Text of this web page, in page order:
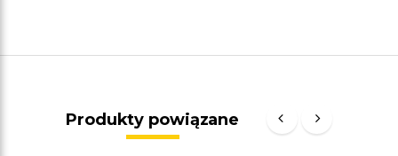
Produkty powiązane